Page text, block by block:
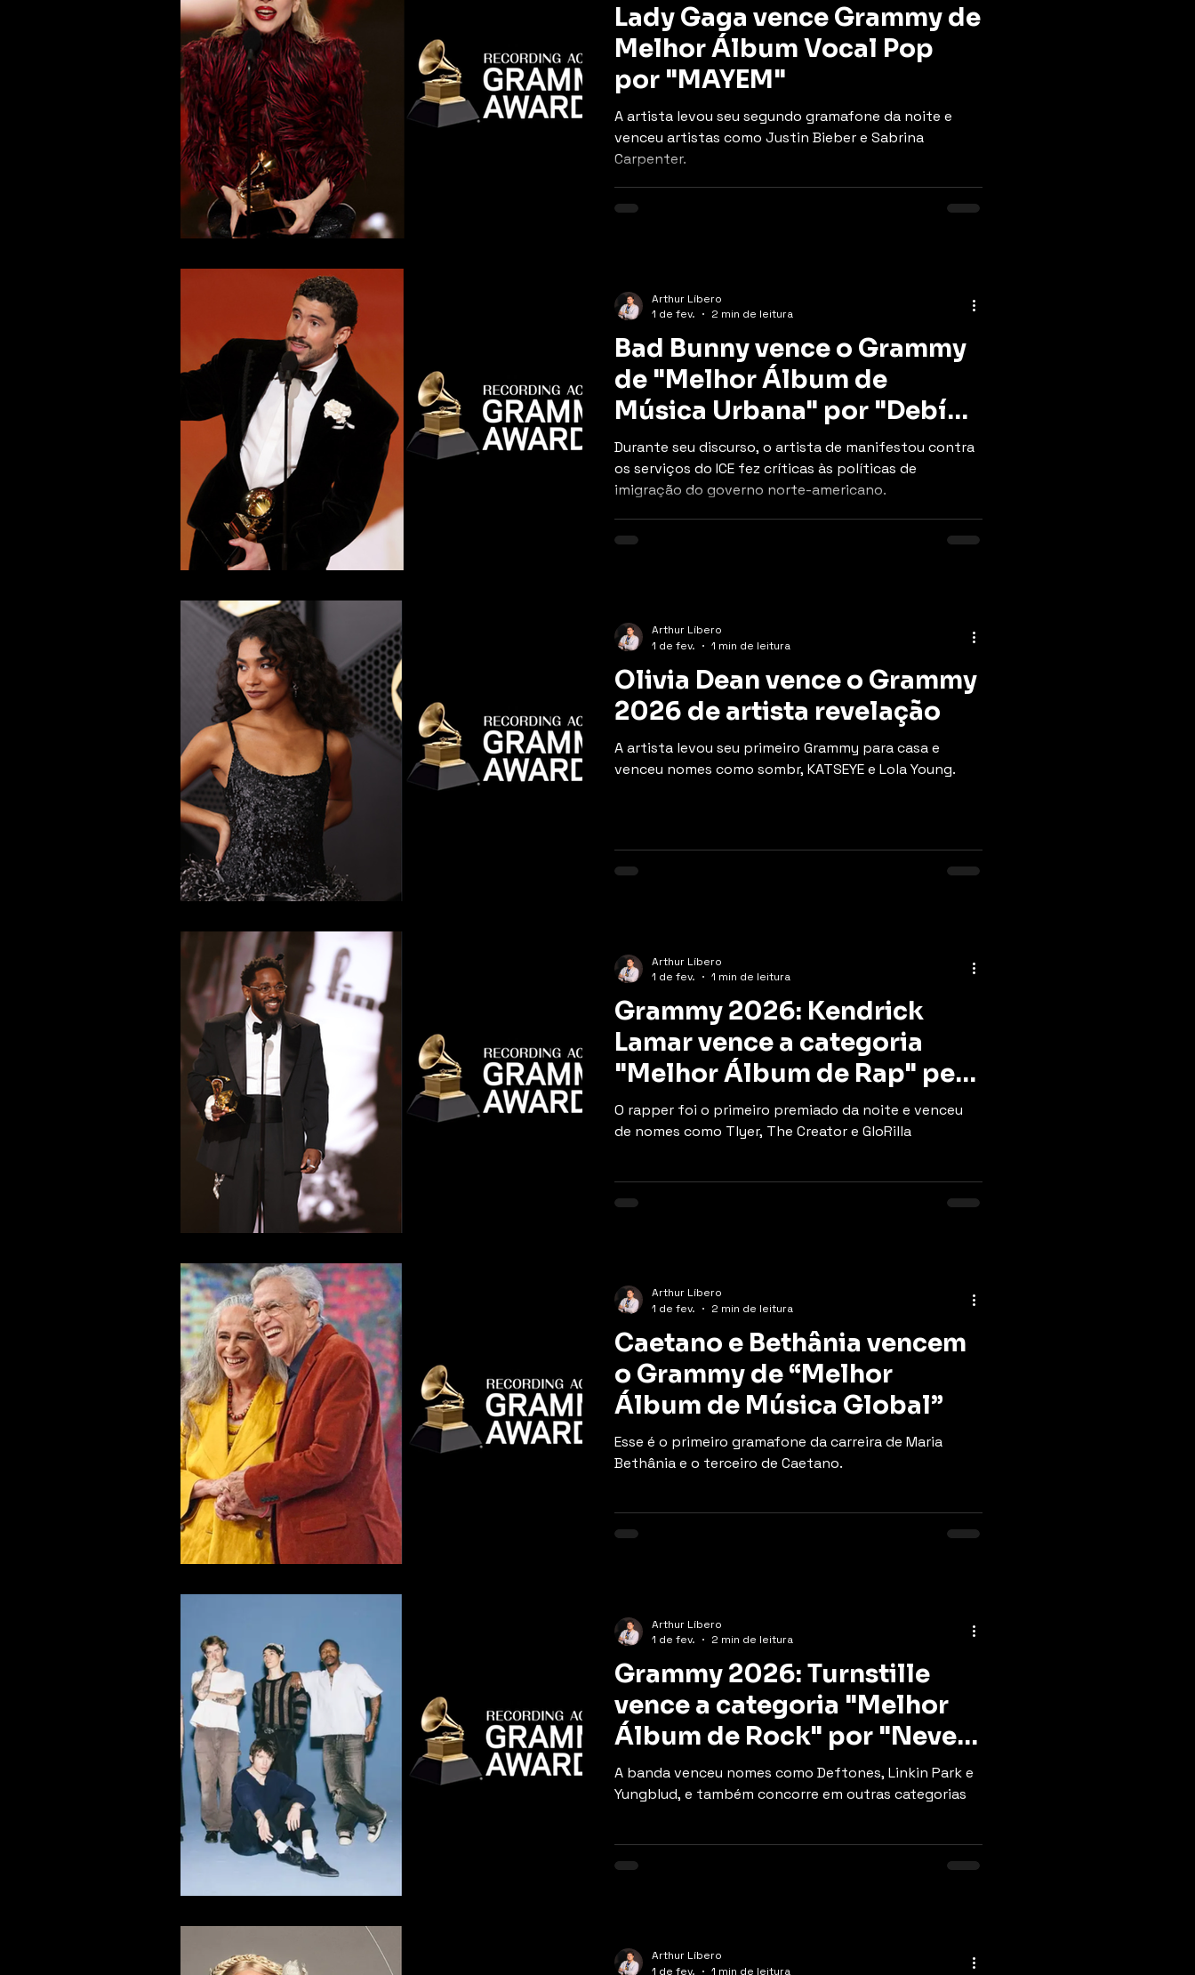
Lady Gaga vence Grammy de
Melhor Álbum Vocal Pop
por "MAYEM"
A artista levou seu segundo gramafone da noite e
venceu artistas como Justin Bieber e Sabrina
Carpenter.
Bad Bunny vence o Grammy
de "Melhor Álbum de
Música Urbana" por "Debí
Tirar Más Fotos"
Durante seu discurso, o artista de manifestou contra
os serviços do ICE fez críticas às políticas de
imigração do governo norte-americano.
Arthur Líbero
1 de fev.
2 min de leitura
Olivia Dean vence o Grammy
2026 de artista revelação
A artista levou seu primeiro Grammy para casa e
venceu nomes como sombr, KATSEYE e Lola Young.
Arthur Líbero
1 de fev.
1 min de leitura
Grammy 2026: Kendrick
Lamar vence a categoria
"Melhor Álbum de Rap" pelo
disco "GNX"
O rapper foi o primeiro premiado da noite e venceu
de nomes como Tlyer, The Creator e GloRilla
Arthur Líbero
1 de fev.
1 min de leitura
Caetano e Bethânia vencem
o Grammy de “Melhor
Álbum de Música Global”
Esse é o primeiro gramafone da carreira de Maria
Bethânia e o terceiro de Caetano.
Arthur Líbero
1 de fev.
2 min de leitura
Grammy 2026: Turnstille
vence a categoria "Melhor
Álbum de Rock" por "Never
Enough"
A banda venceu nomes como Deftones, Linkin Park e
Yungblud, e também concorre em outras categorias
Arthur Líbero
1 de fev.
2 min de leitura
Arthur Líbero
1 de fev.
1 min de leitura